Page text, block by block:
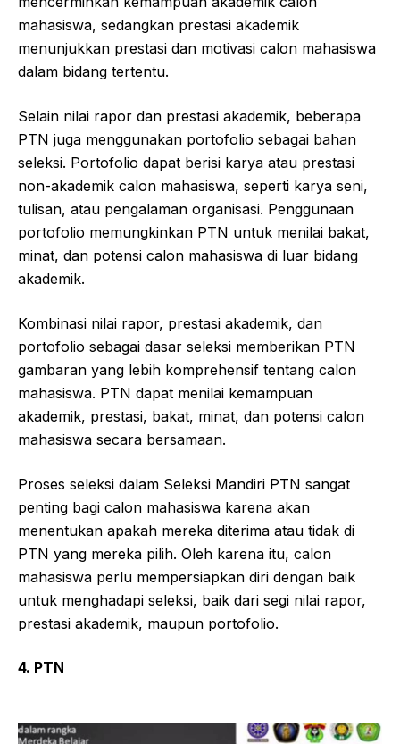
mahasiswa, sedangkan prestasi akademik
menunjukkan prestasi dan motivasi calon mahasiswa
dalam bidang tertentu.
Selain nilai rapor dan prestasi akademik, beberapa
PTN juga menggunakan portofolio sebagai bahan
seleksi. Portofolio dapat berisi karya atau prestasi
non-akademik calon mahasiswa, seperti karya seni,
tulisan, atau pengalaman organisasi. Penggunaan
portofolio memungkinkan PTN untuk menilai bakat,
minat, dan potensi calon mahasiswa di luar bidang
akademik.
Kombinasi nilai rapor, prestasi akademik, dan
portofolio sebagai dasar seleksi memberikan PTN
gambaran yang lebih komprehensif tentang calon
mahasiswa. PTN dapat menilai kemampuan
akademik, prestasi, bakat, minat, dan potensi calon
mahasiswa secara bersamaan.
Proses seleksi dalam Seleksi Mandiri PTN sangat
penting bagi calon mahasiswa karena akan
menentukan apakah mereka diterima atau tidak di
PTN yang mereka pilih. Oleh karena itu, calon
mahasiswa perlu mempersiapkan diri dengan baik
untuk menghadapi seleksi, baik dari segi nilai rapor,
prestasi akademik, maupun portofolio.
4. PTN